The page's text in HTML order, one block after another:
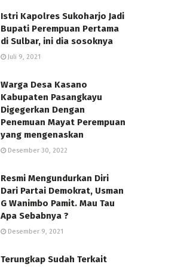
Istri Kapolres Sukoharjo Jadi
Bupati Perempuan Pertama
di Sulbar, ini dia sosoknya
Juli 9, 2021
Warga Desa Kasano
Kabupaten Pasangkayu
Digegerkan Dengan
Penemuan Mayat Perempuan
yang mengenaskan
Desember 30, 2022
Resmi Mengundurkan Diri
Dari Partai Demokrat, Usman
G Wanimbo Pamit. Mau Tau
Apa Sebabnya ?
Desember 9, 2021
Terungkap Sudah Terkait